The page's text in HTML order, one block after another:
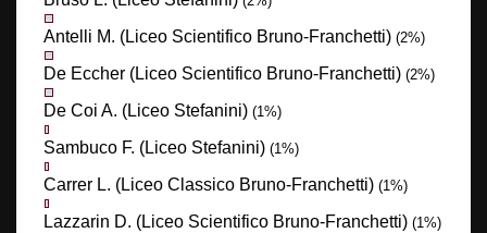
Antelli M. (Liceo Scientifico Bruno-Franchetti) (2%)
De Eccher (Liceo Scientifico Bruno-Franchetti) (2%)
De Coi A. (Liceo Stefanini) (1%)
Sambuco F. (Liceo Stefanini) (1%)
Carrer L. (Liceo Classico Bruno-Franchetti) (1%)
Lazzarin D. (Liceo Scientifico Bruno-Franchetti) (1%)